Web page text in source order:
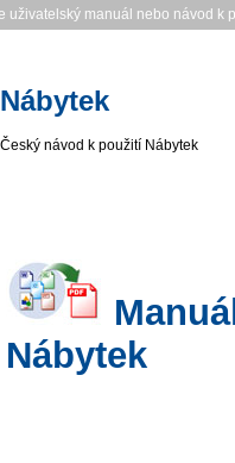
uživatelský manuál nebo návod k
Nábytek
Český návod k použití Nábytek
Nábytek